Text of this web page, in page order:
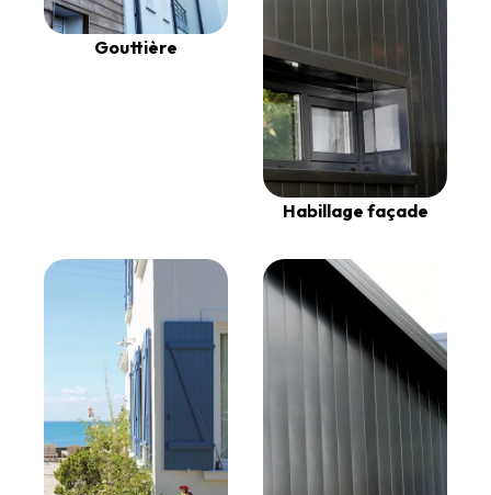
Gouttière
Habillage façade